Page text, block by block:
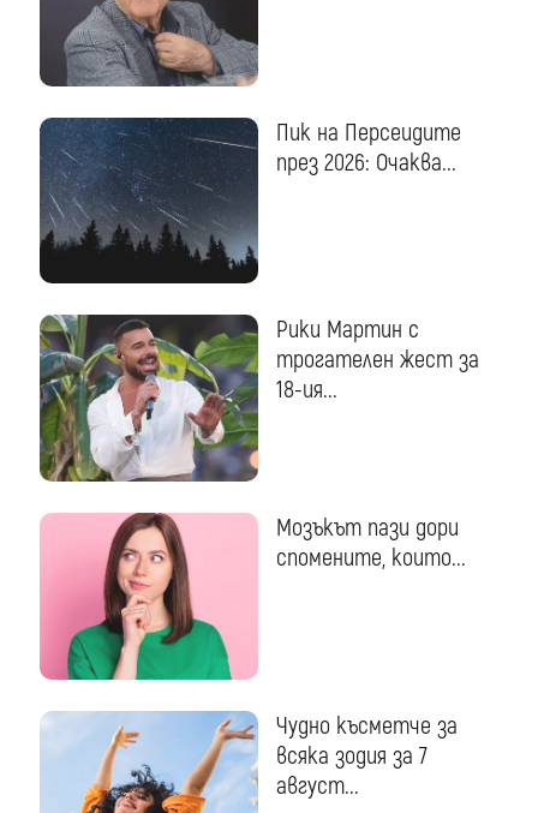
Пик на Персеидите
през 2026: Очаква...
Рики Мартин с
трогателен жест за
18-ия...
Мозъкът пази дори
спомените, които...
Чудно късметче за
всяка зодия за 7
август...